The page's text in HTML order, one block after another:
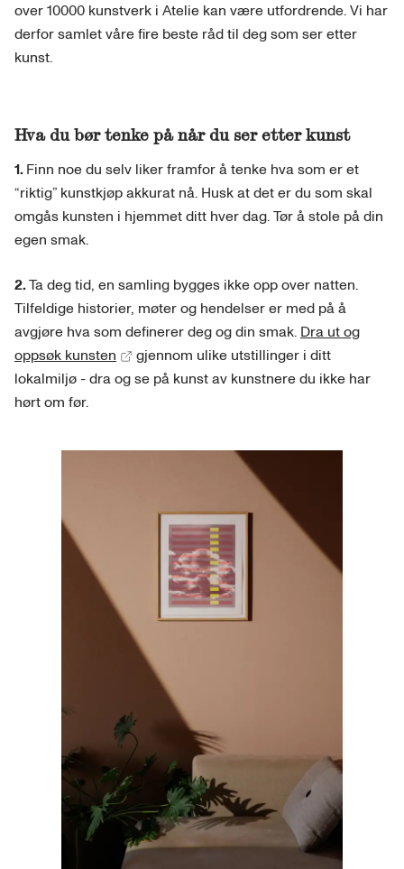
over 10000 kunstverk i Atelie kan være utfordrende. Vi har
derfor samlet våre fire beste råd til deg som ser etter
kunst.
Hva du bør tenke på når du ser etter kunst
1.Finn noe du selv liker framfor å tenke hva som er et
“riktig” kunstkjøp akkurat nå. Husk at det er du som skal
omgås kunsten i hjemmet ditt hver dag. Tør å stole på din
egen smak.
2.Ta deg tid, en samling bygges ikke opp over natten.
Tilfeldige historier, møter og hendelser er med på å
avgjøre hva som definerer deg og din smak. Dra ut og
oppsøk kunsten
gjennom ulike utstillinger i ditt
lokalmiljø - dra og se på kunst av kunstnere du ikke har
hørt om før.